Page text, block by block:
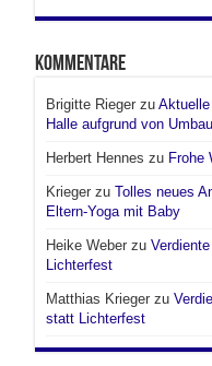
Kommentare
Brigitte Riegerzu
Halle aufgrund von
Herbert Hennes zu Frohe
Kriegerzu Tolles neues
Eltern-Yoga mit Baby
Heike Weberzu
Lichterfest
Matthias Kriegerzu
statt Lichterfest